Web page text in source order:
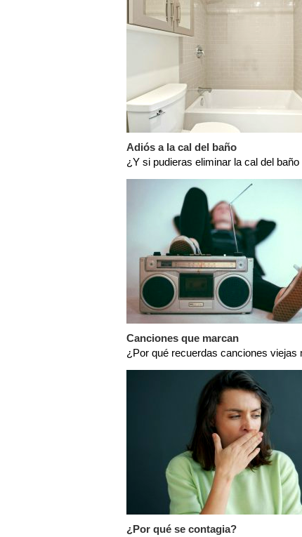
Adiós a la cal del baño
¿Y si pudieras eliminar la cal del
Canciones que marcan
¿Por qué recuerdas canciones viejas
¿Por qué se contagia?